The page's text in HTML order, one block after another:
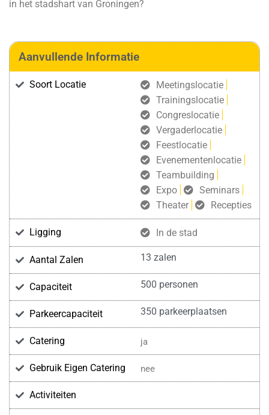
in het stadshart van Groningen?
Aanvullende Informatie
Soort Locatie
Meetingslocatie
Trainingslocatie
Congreslocatie
Vergaderlocatie
Feestlocatie
Evenementenlocatie
Teambuilding
Expo
Seminars
Theater
Recepties
Ligging In de stad
Aantal Zalen 13 zalen
Capaciteit 500 personen
Parkeercapaciteit 350 parkeerplaatsen
Catering ja
Gebruik Eigen Catering nee
Activiteiten